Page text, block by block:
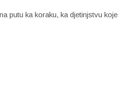
putu ka koraku, ka djetinjstvu koje